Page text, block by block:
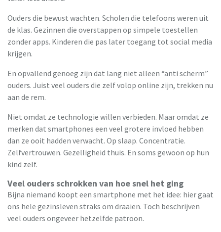
Ouders die bewust wachten. Scholen die telefoons weren uit
de klas. Gezinnen die overstappen op simpele toestellen
zonder apps. Kinderen die pas later toegang tot social media
krijgen.
En opvallend genoeg zijn dat lang niet alleen “anti scherm”
ouders. Juist veel ouders die zelf volop online zijn, trekken nu
aan de rem.
Niet omdat ze technologie willen verbieden. Maar omdat ze
merken dat smartphones een veel grotere invloed hebben
dan ze ooit hadden verwacht. Op slaap. Concentratie.
Zelfvertrouwen. Gezelligheid thuis. En soms gewoon op hun
kind zelf.
Veel ouders schrokken van hoe snel het ging
Bijna niemand koopt een smartphone met het idee: hier gaat
ons hele gezinsleven straks om draaien. Toch beschrijven
veel ouders ongeveer hetzelfde patroon.